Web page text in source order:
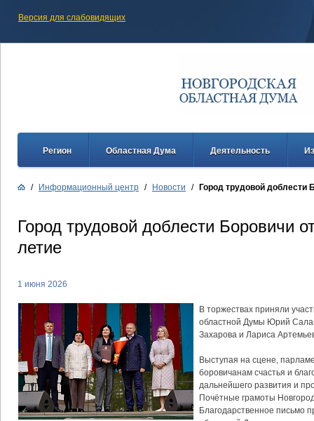
Версия для слабовидящих
Регион Областная Дума Деятельность
/ Информационный центр / Новости / Город трудовой доблести
Город трудовой доблести Боровичи
летие
1 июня 2026
В торжествах приняли
областной Думы Юрий
Захарова и Лариса
Выступая на сцене,
боровичанам счастья и
дальнейшего развития и
Почётные грамоты
Благодарственное письмо